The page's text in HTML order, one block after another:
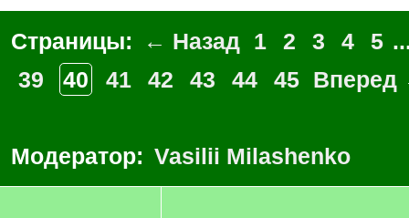
Страницы: ← Назад 1 2 3 4 5
39
40 41 42 43 44 45 Вперед
Модератор: Vasilii Milashenko